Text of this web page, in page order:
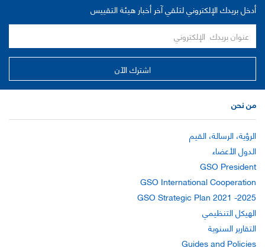
أدخل بريدك الإلكتروني لتلقي آخر أخبار هيئة التقييس
من نحن
الرؤية، الرسالة، القيم
الدول الأعضاء
GSO President
GSO International Cooperation
GSO Strategic Plan 2021 -2025
الهيكل التنظيمي
التقارير السنوية
Guides and Policies